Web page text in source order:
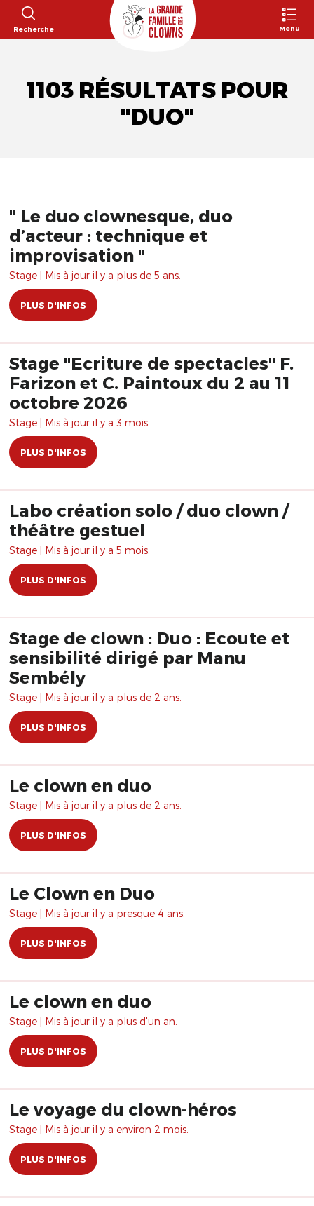
Recherche Menu
1103 RÉSULTATS POUR
"DUO"
" Le duo clownesque, duo
d’acteur : technique et
improvisation "
Stage | Mis à jour il y a plus de 5 ans.
PLUS D'INFOS
Stage "Ecriture de spectacles" F.
Farizon et C. Paintoux du 2 au 11
octobre 2026
Stage | Mis à jour il y a 3 mois.
PLUS D'INFOS
Labo création solo / duo clown /
théâtre gestuel
Stage | Mis à jour il y a 5 mois.
PLUS D'INFOS
Stage de clown : Duo : Ecoute et
sensibilité dirigé par Manu
Sembély
Stage | Mis à jour il y a plus de 2 ans.
PLUS D'INFOS
Le clown en duo
Stage | Mis à jour il y a plus de 2 ans.
PLUS D'INFOS
Le Clown en Duo
Stage | Mis à jour il y a presque 4 ans.
PLUS D'INFOS
Le clown en duo
Stage | Mis à jour il y a plus d'un an.
PLUS D'INFOS
Le voyage du clown-héros
Stage | Mis à jour il y a environ 2 mois.
PLUS D'INFOS